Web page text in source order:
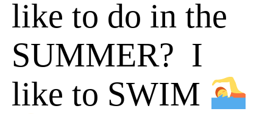
like to do in the
SUMMER? I
like to SWIM